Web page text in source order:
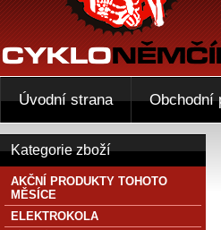
Kategorie zboží
AKČNÍ PRODUKTY TOHOTO
MĚSÍCE
ELEKTROKOLA
Úvodní strana Obchodní